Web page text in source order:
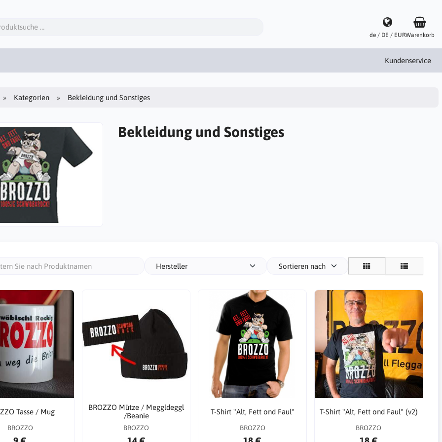
de / DE / EURWarenkorb
Kundenservice
Kategorien Bekleidung und Sonstiges
Bekleidung und Sonstiges
Hersteller Sortieren nach
Tasse / Mug
BROZZO
BROZZO Mütze / Meggldeggl
/Beanie
BROZZO
T-Shirt "Alt, Fett ond Faul"
BROZZO
T-Shirt "Alt, Fett ond Faul" (v2)
BROZZO